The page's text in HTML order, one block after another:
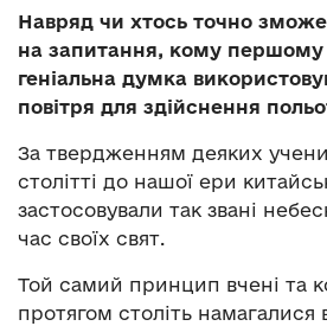
Навряд чи хтось точно зможе
на запитання, кому
геніальна думка
повітря для здійснення
За твердженням деяких
столітті до нашої ери
застосовували так звані
час своїх свят.
Той самий принцип вчені та
протягом століть намагалися